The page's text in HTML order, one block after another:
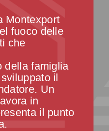
Montexport
fuoco delle
che
della famiglia
il
Un
in
il punto